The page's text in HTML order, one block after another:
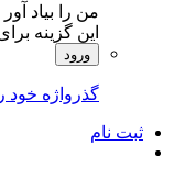
من را بیاد آور
این گزینه
ورود
گذرواژه خود
ثبت نام